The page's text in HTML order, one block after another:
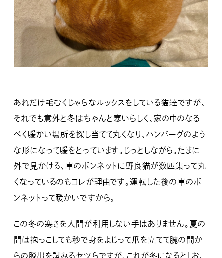
あれだけ毛むくじゃらなルックスをしている猫達ですが、
それでも意外と冬はちゃんと寒いらしく、家の中のなる
べく暖かい場所を探し当てて丸くなり、ハンバーグのよう
な形になって暖をとっています。じっとしながら。たまに
外で見かける、車のボンネットに野良猫が数匹集って丸
くなっているのもコレが理由です。運転した後の車のボ
ンネットって暖かいですから。
この冬の寒さを人間が利用しない手はありません。夏の
間は抱っこしても秒で身をよじって爪を立てて腕の間か
らの脱出を試みるヤツらですが、これが冬になると「お、